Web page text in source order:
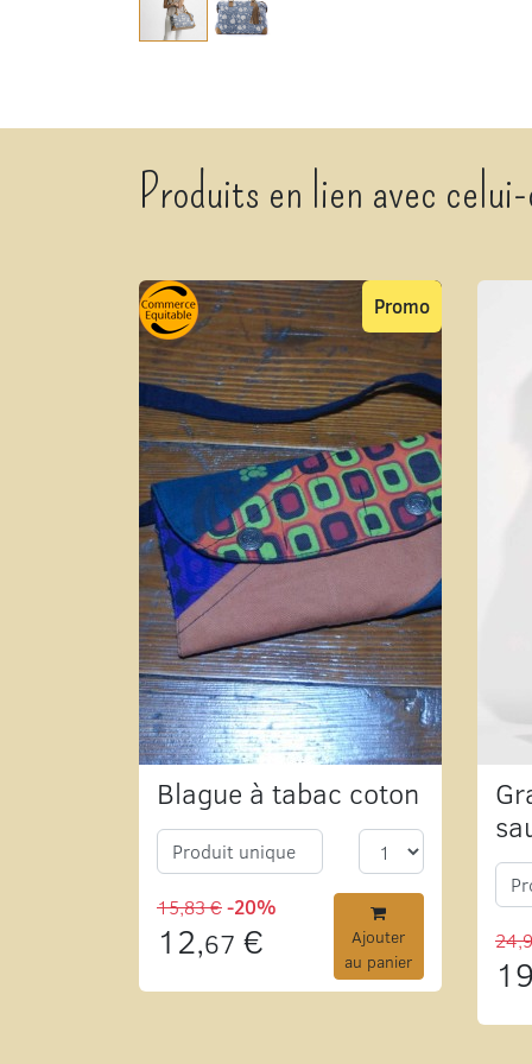
Produits en lien avec
Blague à tabac coton
Promo
Produit unique
15,83 €-20%
12,67 €
Ajouter
au panier